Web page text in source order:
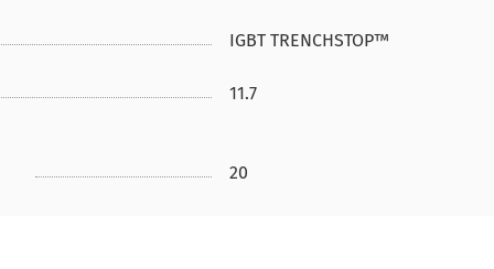
IGBT TRENCHSTOP™
11.7
20